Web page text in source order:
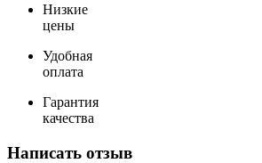
Низкие
цены
Удобная
оплата
Гарантия
качества
Написать отзыв